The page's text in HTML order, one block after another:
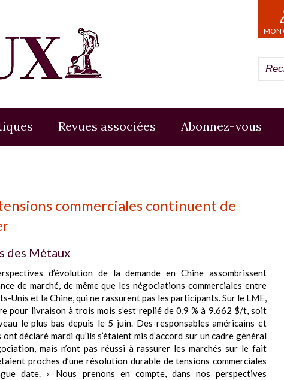
MON
Revues associées Abonnez-vous
commerciales continuent de
des Métaux
d’évolution de la demande en Chine assombrissent
de marché, de même que les négociations commerciales entre
Unis et la Chine, qui ne rassurent pas les participants. Sur le LME,
pour livraison à trois mois s’est replié de 0,9 % à 9.662 $/t, soit
le plus bas depuis le 5 juin. Des responsables américains et
ont déclaré mardi qu’ils s’étaient mis d’accord sur un cadre général
mais n’ont pas réussi à rassurer les marchés sur le fait
proches d’une résolution durable de tensions commerciales
date. « Nous prenons en compte, dans nos perspectives